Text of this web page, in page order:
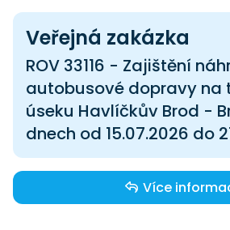
Veřejná zakázka
ROV 33116 - Zajištění
autobusové dopravy na
úseku Havlíčkův Brod -
dnech od 15.07.2026 do
Více